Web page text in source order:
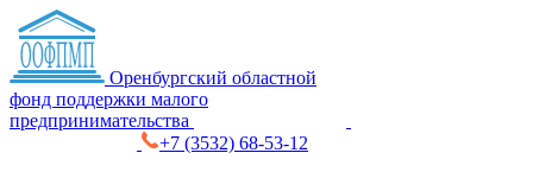
Оренбургский областной
фонд поддержки малого
предпринимательства
+7 (3532) 68-53-12